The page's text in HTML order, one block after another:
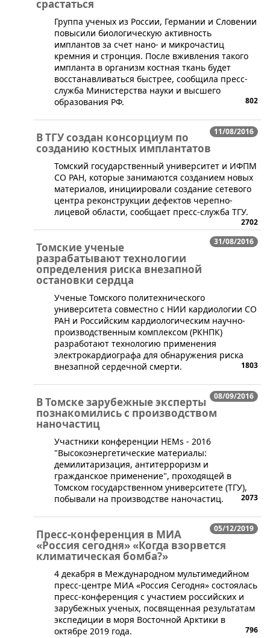
срастаться
​Группа ученых из России, Германии и Словении
повысили биологическую активность
имплантов за счет нано- и микрочастиц
кремния и стронция. После вживления такого
импланта в организм костная ткань будет
восстанавливаться быстрее, сообщила пресс-
служба Министерства науки и высшего
образования РФ.
802
11/08/2016
В ТГУ создан консорциум по
созданию костных имплантатов
​Томский государственный университет и ИФПМ
СО РАН, которые занимаются созданием новых
материалов, инициировали создание сетевого
центра реконструкции дефектов черепно-
лицевой области, сообщает пресс-служба ТГУ.
2702
31/08/2016
Томские ученые
разрабатывают технологии
определения риска внезапной
остановки сердца
​Ученые Томского политехнического
университета совместно с НИИ кардиологии СО
РАН и Российским кардиологическим научно-
производственным комплексом (РКНПК)
разработают технологию применения
электрокардиографа для обнаружения риска
внезапной сердечной смерти.
1803
08/09/2016
В Томске зарубежные эксперты
познакомились с производством
наночастиц
​Участники конференции HEMs - 2016
"Высокоэнергетические материалы:
демилитаризация, антитерроризм и
гражданское применение", проходящей в
Томском государственном университете (ТГУ),
побывали на производстве наночастиц.
2073
05/12/2019
Пресс-конференция в МИА
«Россия сегодня» «Когда взорвется
климатическая бомба?»
4 декабря в Международном мультимедийном
пресс-центре МИА «Россия Сегодня» состоялась
пресс-конференция с участием российских и
зарубежных ученых, посвященная результатам
экспедиции в моря Восточной Арктики в
октябре 2019 года.
796